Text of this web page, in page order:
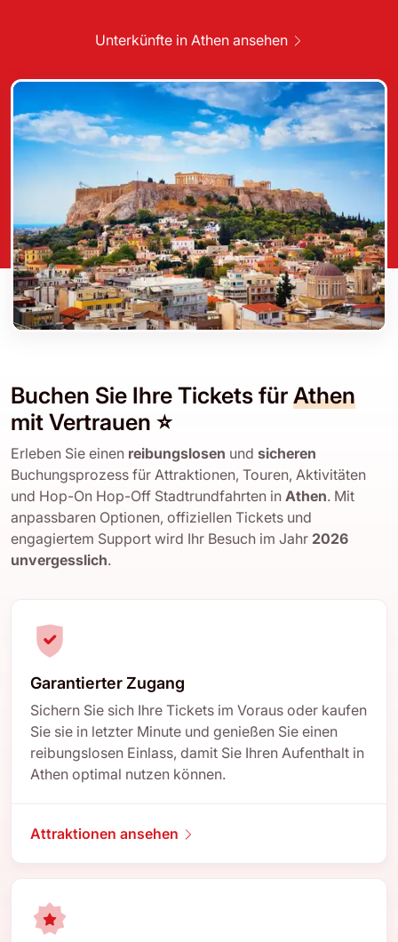
Unterkünfte in Athen ansehen
Buchen Sie Ihre Tickets für Athen
mit Vertrauen ⭐
Erleben Sie einen reibungslosen und sicheren
Buchungsprozess für Attraktionen, Touren, Aktivitäten
und Hop-On Hop-Off Stadtrundfahrten in Athen. Mit
anpassbaren Optionen, offiziellen Tickets und
engagiertem Support wird Ihr Besuch im Jahr 2026
unvergesslich.
Garantierter Zugang
Sichern Sie sich Ihre Tickets im Voraus oder kaufen
Sie sie in letzter Minute und genießen Sie einen
reibungslosen Einlass, damit Sie Ihren Aufenthalt in
Athen optimal nutzen können.
Attraktionen ansehen